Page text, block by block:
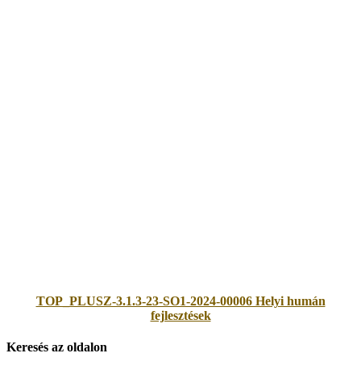
TOP_PLUSZ-3.1.3-23-SO1-2024-00006 Helyi humán
fejlesztések
Keresés az oldalon